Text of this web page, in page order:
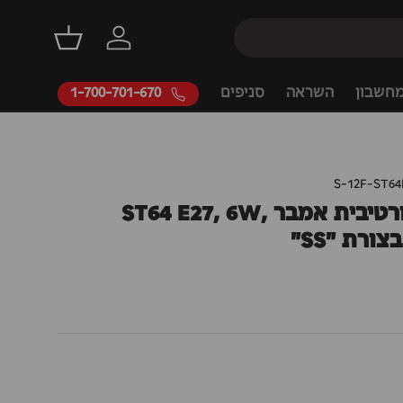
דילוג
התחברותסל קניות
השראה סניפים 1-700-701-670
S-12F-
נורת LED דקורטיבית אמבר ST64 E27, 6W,